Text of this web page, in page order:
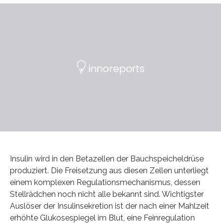
Insulin wird in den Betazellen der Bauchspeicheldrüse
produziert. Die Freisetzung aus diesen Zellen unterliegt
einem komplexen Regulationsmechanismus, dessen
Stellrädchen noch nicht alle bekannt sind. Wichtigster
Auslöser der Insulinsekretion ist der nach einer Mahlzeit
erhöhte Glukosespiegel im Blut, eine Feinregulation